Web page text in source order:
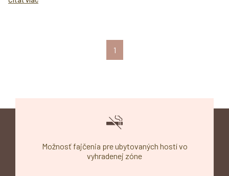
1
Možnosť fajčenia pre ubytovaných hostí vo
vyhradenej zóne